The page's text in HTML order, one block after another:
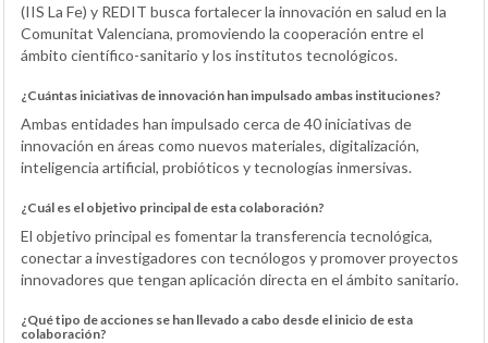
(IIS La Fe) y REDIT busca fortalecer la innovación en salud en la
Comunitat Valenciana, promoviendo la cooperación entre el
ámbito científico-sanitario y los institutos tecnológicos.
¿Cuántas iniciativas de innovación han impulsado ambas instituciones?
Ambas entidades han impulsado cerca de 40 iniciativas de
innovación en áreas como nuevos materiales, digitalización,
inteligencia artificial, probióticos y tecnologías inmersivas.
¿Cuál es el objetivo principal de esta colaboración?
El objetivo principal es fomentar la transferencia tecnológica,
conectar a investigadores con tecnólogos y promover proyectos
innovadores que tengan aplicación directa en el ámbito sanitario.
¿Qué tipo de acciones se han llevado a cabo desde el inicio de esta
colaboración?